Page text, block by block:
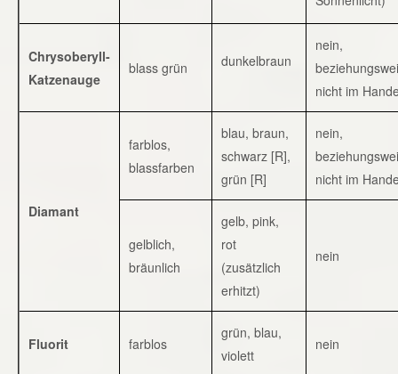
Chrysoberyll-
Katzenauge
blass grün dunkelbraun
nein,
nicht im
Diamant
farblos,
blassfarben
blau, braun,
schwarz [R],
grün [R]
nein,
nicht im
gelblich,
bräunlich
gelb, pink,
rot
(zusätzlich
erhitzt)
nein
Fluorit farblos
grün, blau,
violett
nein